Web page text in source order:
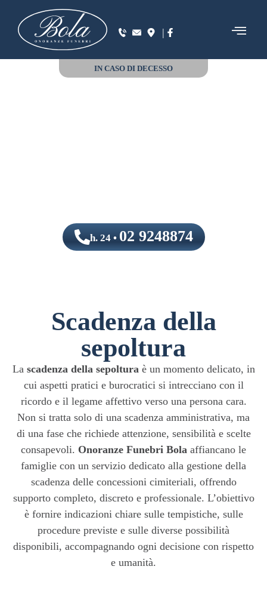
|
IN CASO DI DECESSO
h. 24 •02 9248874
Scadenza della
sepoltura
La scadenza della sepoltura è un momento delicato, in
cui aspetti pratici e burocratici si intrecciano con il
ricordo e il legame affettivo verso una persona cara.
Non si tratta solo di una scadenza amministrativa, ma
di una fase che richiede attenzione, sensibilità e scelte
consapevoli. Onoranze Funebri Bola affiancano le
famiglie con un servizio dedicato alla gestione della
scadenza delle concessioni cimiteriali, offrendo
supporto completo, discreto e professionale. L’obiettivo
è fornire indicazioni chiare sulle tempistiche, sulle
procedure previste e sulle diverse possibilità
disponibili, accompagnando ogni decisione con rispetto
e umanità.